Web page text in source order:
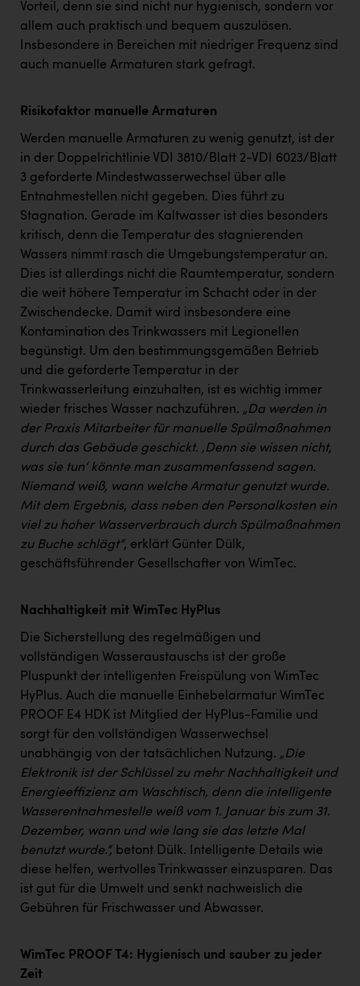
Vorteil, denn sie sind nicht nur hygienisch, sondern vor
allem auch praktisch und bequem auszulösen.
Insbesondere in Bereichen mit niedriger Frequenz sind
auch manuelle Armaturen stark gefragt.
Risikofaktor manuelle Armaturen
Werden manuelle Armaturen zu wenig genutzt, ist der
in der Doppelrichtlinie VDI 3810/Blatt 2-VDI 6023/Blatt
3 geforderte Mindestwasserwechsel über alle
Entnahmestellen nicht gegeben. Dies führt zu
Stagnation. Gerade im Kaltwasser ist dies besonders
kritisch, denn die Temperatur des stagnierenden
Wassers nimmt rasch die Umgebungstemperatur an.
Dies ist allerdings nicht die Raumtemperatur, sondern
die weit höhere Temperatur im Schacht oder in der
Zwischendecke. Damit wird insbesondere eine
Kontamination des Trinkwassers mit Legionellen
begünstigt. Um den bestimmungsgemäßen Betrieb
und die geforderte Temperatur in der
Trinkwasserleitung einzuhalten, ist es wichtig immer
wieder frisches Wasser nachzuführen. „Da werden in
der Praxis Mitarbeiter für manuelle Spülmaßnahmen
durch das Gebäude geschickt. ‚Denn sie wissen nicht,
was sie tun‘ könnte man zusammenfassend sagen.
Niemand weiß, wann welche Armatur genutzt wurde.
Mit dem Ergebnis, dass neben den Personalkosten ein
viel zu hoher Wasserverbrauch durch Spülmaßnahmen
zu Buche schlägt“, erklärt Günter Dülk,
geschäftsführender Gesellschafter von WimTec.
Nachhaltigkeit mit WimTec HyPlus
Die Sicherstellung des regelmäßigen und
vollständigen Wasseraustauschs ist der große
Pluspunkt der intelligenten Freispülung von WimTec
HyPlus. Auch die manuelle Einhebelarmatur WimTec
PROOF E4 HDK ist Mitglied der HyPlus-Familie und
sorgt für den vollständigen Wasserwechsel
unabhängig von der tatsächlichen Nutzung. „Die
Elektronik ist der Schlüssel zu mehr Nachhaltigkeit und
Energieeffizienz am Waschtisch, denn die intelligente
Wasserentnahmestelle weiß vom 1. Januar bis zum 31.
Dezember, wann und wie lang sie das letzte Mal
benutzt wurde.“, betont Dülk. Intelligente Details wie
diese helfen, wertvolles Trinkwasser einzusparen. Das
ist gut für die Umwelt und senkt nachweislich die
Gebühren für Frischwasser und Abwasser.
WimTec PROOF T4: Hygienisch und sauber zu jeder
Zeit